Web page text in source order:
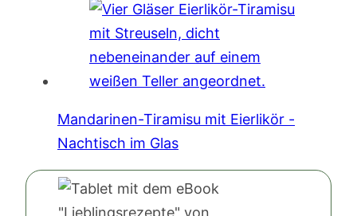
Mandarinen-Tiramisu mit Eierlikör -
Nachtisch im Glas